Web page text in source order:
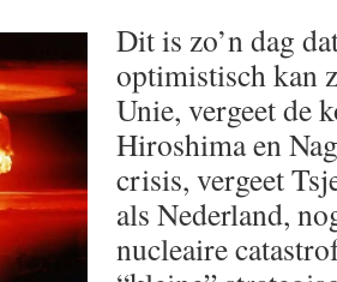
Dit is zo’n dag
optimistisch kan
Unie, vergeet de
Hiroshima en
crisis, vergeet
als Nederland,
nucleaire